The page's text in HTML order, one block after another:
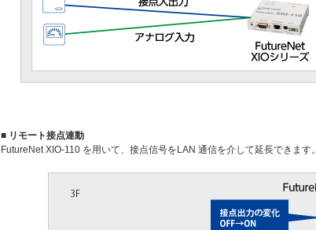
■ リモート接点連動
FutureNet XIO-110 を用いて、接点信号をLAN 通信を介して延長できます。